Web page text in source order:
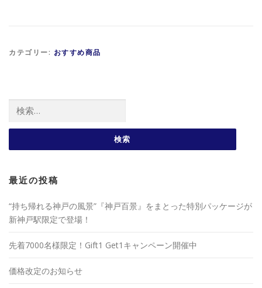
カテゴリー: おすすめ商品
検索:
最近の投稿
“持ち帰れる神戸の風景”『神戸百景』をまとった特別パッケージが
新神戸駅限定で登場！
先着7000名様限定！Gift1 Get1キャンペーン開催中
価格改定のお知らせ